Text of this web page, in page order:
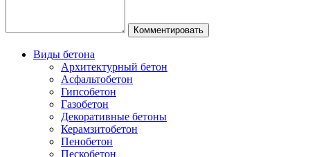
Виды бетона
Архитектурный бетон
Асфальтобетон
Гипсобетон
Газобетон
Декоративные бетоны
Керамзитобетон
Пенобетон
Пескобетон